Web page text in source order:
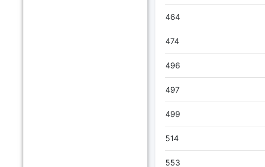
464
474
496
497
499
514
553